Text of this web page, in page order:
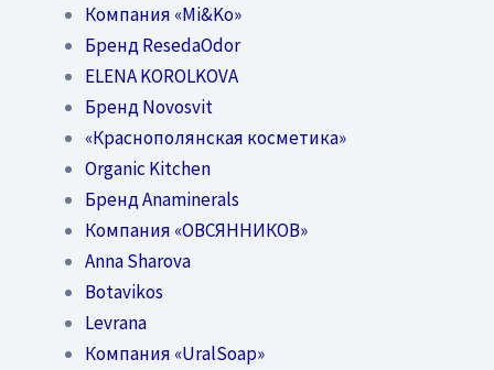
Компания «Mi&Ko»
Бренд ResedaOdor
ELENA KOROLKOVA
Бренд Novosvit
«Краснополянская косметика»
Organic Kitchen
Бренд Anaminerals
Компания «ОВСЯННИКОВ»
Anna Sharova
Botavikos
Levrana
Компания «UralSoap»